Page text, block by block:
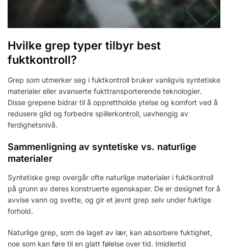
Hvilke grep typer tilbyr best
fuktkontroll?
Grep som utmerker seg i fuktkontroll bruker vanligvis syntetiske
materialer eller avanserte fukttransporterende teknologier.
Disse grepene bidrar til å opprettholde ytelse og komfort ved å
redusere glid og forbedre spillerkontroll, uavhengig av
ferdighetsnivå.
Sammenligning av syntetiske vs. naturlige
materialer
Syntetiske grep overgår ofte naturlige materialer i fuktkontroll
på grunn av deres konstruerte egenskaper. De er designet for å
avvise vann og svette, og gir et jevnt grep selv under fuktige
forhold.
Naturlige grep, som de laget av lær, kan absorbere fuktighet,
noe som kan føre til en glatt følelse over tid. Imidlertid